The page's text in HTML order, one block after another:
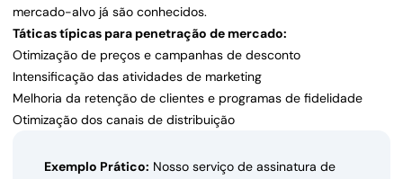
mercado-alvo já são conhecidos.
Táticas típicas para penetração de mercado:
Otimização de preços e campanhas de desconto
Intensificação das atividades de marketing
Melhoria da retenção de clientes e programas de fidelidade
Otimização dos canais de distribuição
Exemplo Prático: Nosso serviço de assinatura de